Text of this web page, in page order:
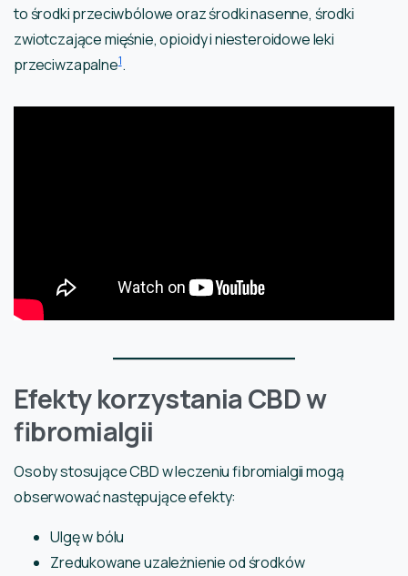
to środki przeciwbólowe oraz środki nasenne, środki
zwiotczające mięśnie, opioidy i niesteroidowe leki
przeciwzapalne1.
Efekty korzystania CBD w
fibromialgii
Osoby stosujące CBD w leczeniu fibromialgii mogą
obserwować następujące efekty:
Ulgę w bólu
Zredukowane uzależnienie od środków